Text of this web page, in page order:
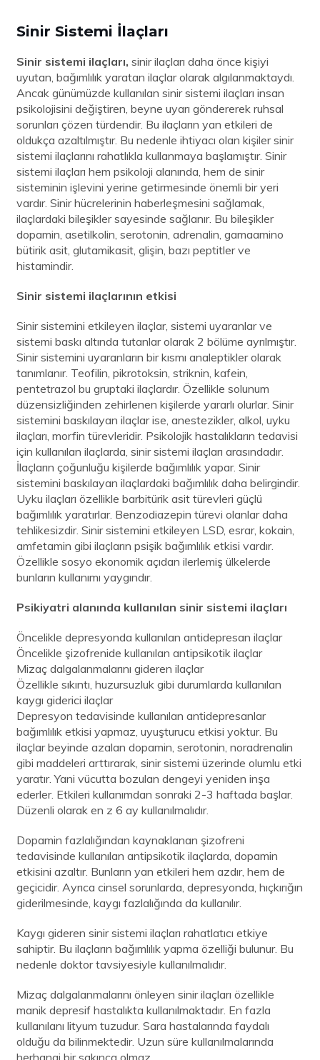
Sinir Sistemi İlaçları
Sinir sistemi ilaçları, sinir ilaçları daha önce kişiyi
uyutan, bağımlılık yaratan ilaçlar olarak algılanmaktaydı.
Ancak günümüzde kullanılan sinir sistemi ilaçları insan
psikolojisini değiştiren, beyne uyarı göndererek ruhsal
sorunları çözen türdendir. Bu ilaçların yan etkileri de
oldukça azaltılmıştır. Bu nedenle ihtiyacı olan kişiler sinir
sistemi ilaçlarını rahatlıkla kullanmaya başlamıştır. Sinir
sistemi ilaçları hem psikoloji alanında, hem de sinir
sisteminin işlevini yerine getirmesinde önemli bir yeri
vardır. Sinir hücrelerinin haberleşmesini sağlamak,
ilaçlardaki bileşikler sayesinde sağlanır. Bu bileşikler
dopamin, asetilkolin, serotonin, adrenalin, gamaamino
bütirik asit, glutamikasit, glişin, bazı peptitler ve
histamindir.
Sinir sistemi ilaçlarının etkisi
Sinir sistemini etkileyen ilaçlar, sistemi uyaranlar ve
sistemi baskı altında tutanlar olarak 2 bölüme ayrılmıştır.
Sinir sistemini uyaranların bir kısmı analeptikler olarak
tanımlanır. Teofilin, pikrotoksin, striknin, kafein,
pentetrazol bu gruptaki ilaçlardır. Özellikle solunum
düzensizliğinden zehirlenen kişilerde yararlı olurlar. Sinir
sistemini baskılayan ilaçlar ise, anestezikler, alkol, uyku
ilaçları, morfin türevleridir. Psikolojik hastalıkların tedavisi
için kullanılan ilaçlarda, sinir sistemi ilaçları arasındadır.
İlaçların çoğunluğu kişilerde bağımlılık yapar. Sinir
sistemini baskılayan ilaçlardaki bağımlılık daha belirgindir.
Uyku ilaçları özellikle barbitürik asit türevleri güçlü
bağımlılık yaratırlar. Benzodiazepin türevi olanlar daha
tehlikesizdir. Sinir sistemini etkileyen LSD, esrar, kokain,
amfetamin gibi ilaçların psişik bağımlılık etkisi vardır.
Özellikle sosyo ekonomik açıdan ilerlemiş ülkelerde
bunların kullanımı yaygındır.
Psikiyatri alanında kullanılan sinir sistemi ilaçları
Öncelikle depresyonda kullanılan antidepresan ilaçlar
Öncelikle şizofrenide kullanılan antipsikotik ilaçlar
Mizaç dalgalanmalarını gideren ilaçlar
Özellikle sıkıntı, huzursuzluk gibi durumlarda kullanılan
kaygı giderici ilaçlar
Depresyon tedavisinde kullanılan antidepresanlar
bağımlılık etkisi yapmaz, uyuşturucu etkisi yoktur. Bu
ilaçlar beyinde azalan dopamin, serotonin, noradrenalin
gibi maddeleri arttırarak, sinir sistemi üzerinde olumlu etki
yaratır. Yani vücutta bozulan dengeyi yeniden inşa
ederler. Etkileri kullanımdan sonraki 2-3 haftada başlar.
Düzenli olarak en z 6 ay kullanılmalıdır.
Dopamin fazlalığından kaynaklanan şizofreni
tedavisinde kullanılan antipsikotik ilaçlarda, dopamin
etkisini azaltır. Bunların yan etkileri hem azdır, hem de
geçicidir. Ayrıca cinsel sorunlarda, depresyonda, hıçkırığın
giderilmesinde, kaygı fazlalığında da kullanılır.
Kaygı gideren sinir sistemi ilaçları rahatlatıcı etkiye
sahiptir. Bu ilaçların bağımlılık yapma özelliği bulunur. Bu
nedenle doktor tavsiyesiyle kullanılmalıdır.
Mizaç dalgalanmalarını önleyen sinir ilaçları özellikle
manik depresif hastalıkta kullanılmaktadır. En fazla
kullanılanı lityum tuzudur. Sara hastalarında faydalı
olduğu da bilinmektedir. Uzun süre kullanılmalarında
herhangi bir sakınca olmaz.